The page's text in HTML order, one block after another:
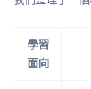
學習
面向